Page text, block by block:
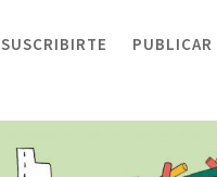
SUSCRIBIRTE PUBLICAR